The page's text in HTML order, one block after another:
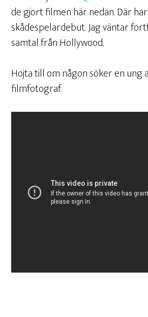
de gjort filmen här nedan. Där
skådespelardebut. Jag väntar
samtal från Hollywood.
Hojta till om någon söker en ung
filmfotograf.